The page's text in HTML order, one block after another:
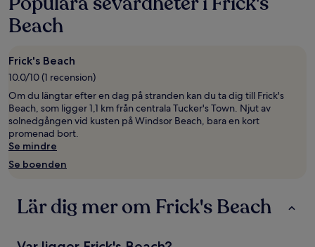
Beach
Frick's Beach
10.0/10 (1 recension)
Om du längtar efter en dag på stranden kan du ta dig till Frick's
Beach, som ligger 1,1 km från centrala Tucker's Town. Njut av
solnedgången vid kusten på Windsor Beach, bara en kort
promenad bort.
Se mindre
Se boenden
Lär dig mer om Frick's Beach